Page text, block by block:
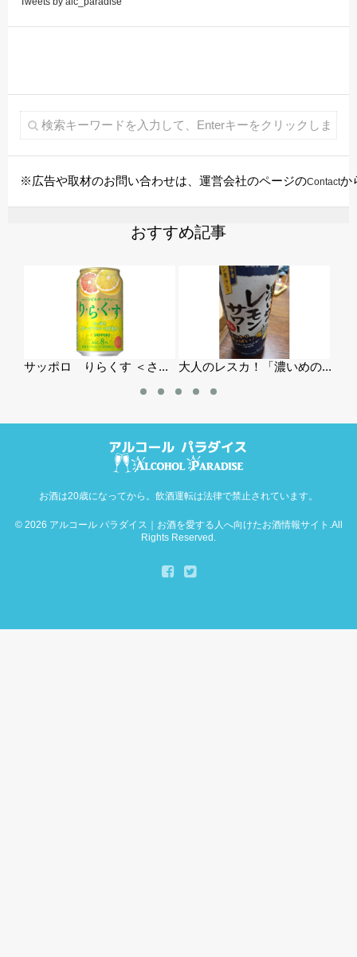
※広告や取材のお問い合わせは、運営会社のページのContactか
おすすめ記事
さ... 大人のレスカ！「濃いめの...珍しい国の白ワイン～マケ...
お酒は20歳になってから。飲酒運転は法律で禁止されています。
© 2026 アルコール パラダイス｜お酒を愛する人へ向けたお酒情報サイト .All
Rights Reserved.